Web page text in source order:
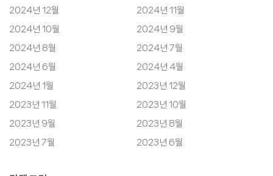
2024년 12월
2024년 11월
2024년 10월
2024년 9월
2024년 8월
2024년 7월
2024년 6월
2024년 4월
2024년 1월
2023년 12월
2023년 11월
2023년 10월
2023년 9월
2023년 8월
2023년 7월
2023년 6월